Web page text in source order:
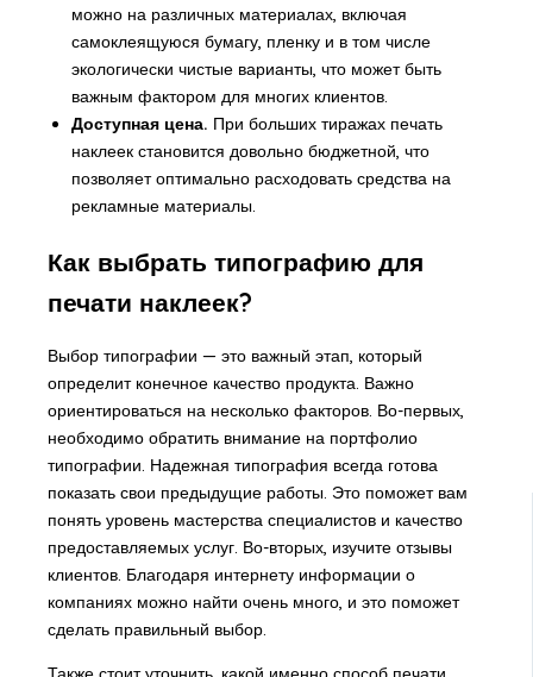
можно на различных материалах, включая
самоклеящуюся бумагу, пленку и в том числе
экологически чистые варианты, что может быть
важным фактором для многих клиентов.
Доступная цена. При больших тиражах печать
наклеек становится довольно бюджетной, что
позволяет оптимально расходовать средства на
рекламные материалы.
Как выбрать типографию для
печати наклеек?
Выбор типографии — это важный этап, который
определит конечное качество продукта. Важно
ориентироваться на несколько факторов. Во-первых,
необходимо обратить внимание на портфолио
типографии. Надежная типография всегда готова
показать свои предыдущие работы. Это поможет вам
понять уровень мастерства специалистов и качество
предоставляемых услуг. Во-вторых, изучите отзывы
клиентов. Благодаря интернету информации о
компаниях можно найти очень много, и это поможет
сделать правильный выбор.